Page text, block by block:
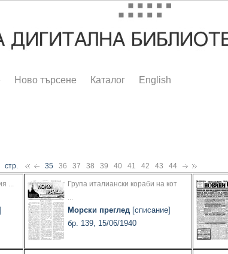
Ново търсене Каталог English
стр. 35 36 37 38 39 40 41 42 43 44
...
Група италиански кораби на кот
...
Морски преглед [списание]
бр. 139, 15/06/1940